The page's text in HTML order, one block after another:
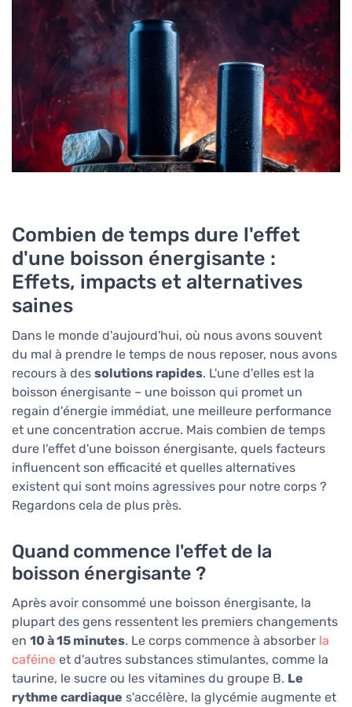
Combien de temps dure l'effet
d'une boisson énergisante :
Effets, impacts et alternatives
saines
Dans le monde d'aujourd'hui, où nous avons souvent
du mal à prendre le temps de nous reposer, nous avons
recours à des solutions rapides. L'une d'elles est la
boisson énergisante – une boisson qui promet un
regain d'énergie immédiat, une meilleure performance
et une concentration accrue. Mais combien de temps
dure l'effet d'une boisson énergisante, quels facteurs
influencent son efficacité et quelles alternatives
existent qui sont moins agressives pour notre corps ?
Regardons cela de plus près.
Quand commence l'effet de la
boisson énergisante ?
Après avoir consommé une boisson énergisante, la
plupart des gens ressentent les premiers changements
en 10 à 15 minutes. Le corps commence à absorber la
caféine et d'autres substances stimulantes, comme la
taurine, le sucre ou les vitamines du groupe B. Le
rythme cardiaque s'accélère, la glycémie augmente et